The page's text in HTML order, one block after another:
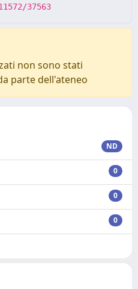
37563
non sono stati
parte dell'ateneo
ND
0
0
0